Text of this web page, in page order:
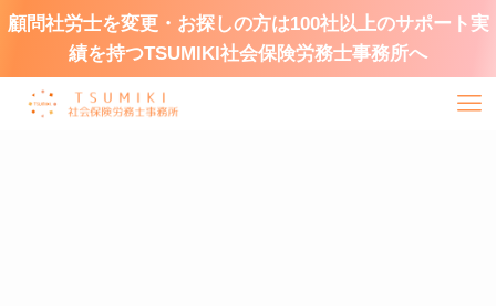
顧問社労士を変更・お探しの方は100社以上のサポート実
績を持つTSUMIKI社会保険労務士事務所へ